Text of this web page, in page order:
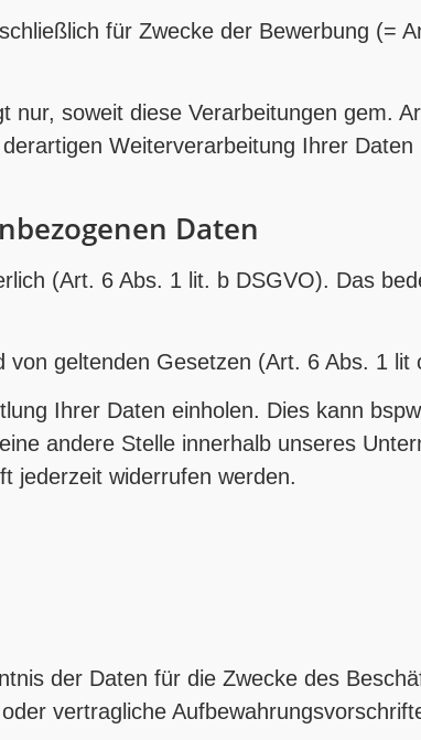
für Zwecke der Bewerbung (=
soweit diese Verarbeitungen gem.
Weiterverarbeitung Ihrer
Daten
(Art. 6 Abs. 1 lit. b DSGVO). Das
geltenden Gesetzen (Art. 6 Abs. 1 lit
Ihrer Daten einholen. Dies kann
andere Stelle innerhalb unseres
jederzeit widerrufen werden.
der Daten für die Zwecke des
vertragliche